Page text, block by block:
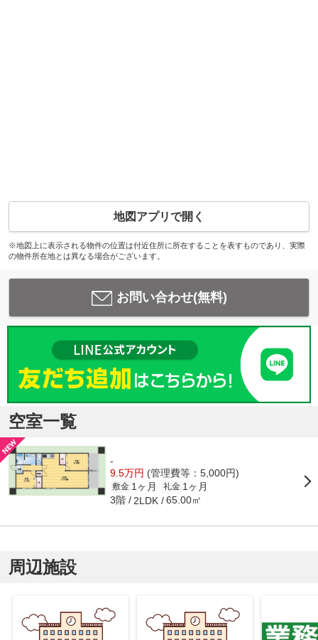
地図アプリで開く
※地図上に表示される物件の位置は付近住所に所在することを表すものであり、実際
の物件所在地とは異なる場合がございます。
お問い合わせ(無料)
空室一覧
-
9.5万円 (管理費等：5,000円)
敷金 1ヶ月 礼金 1ヶ月
3階 2LDK 65.00㎡
周辺施設